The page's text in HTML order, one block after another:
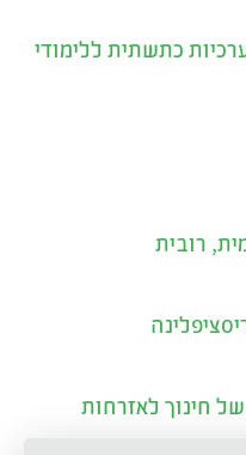
כתשתית ללימודי
רובית
חינוך לאזרחות